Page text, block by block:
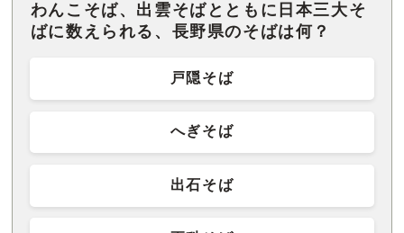
わんこそば、出雲そばとともに日本三大そ
ばに数えられる、長野県のそばは何？
戸隠そば
へぎそば
出石そば